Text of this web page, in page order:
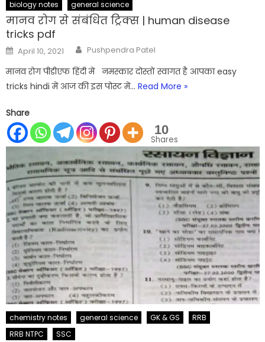
biology notes general science
मानव रोग से संबंधित ट्रिक्स | human disease
tricks pdf
Posted
on
April 10, 2021 Author
Pushpendra Patel
मानव रोग पीडीएफ हिंदी में नमस्कार दोस्तों स्वागत है आपका easy
tricks hindi में आज की इस पोस्ट में…Read More »
Share
10
Shares
chemistry notes general science GK & GS
RRB
RRB NTPC
SSC